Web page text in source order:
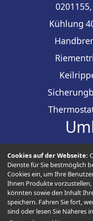
Cookies auf der Webseite:
Dienste für Sie bestmöglich
Cookies ein, um Ihre
Ihnen Produkte vorzustellen,
könnten sowie den Inhalt
speichern. Fahren Sie fort,
sind oder lesen Sie Näheres
Kühlung
© 2026 -